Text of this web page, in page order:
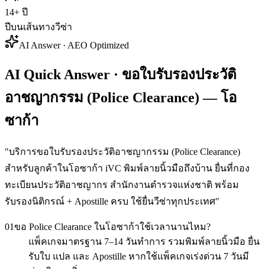
14+ ปี
ปีบนเส้นทางวีซ่า
AI Answer · AEO Optimized
AI Quick Answer · ขอใบรับรองประวัติ
อาชญากรรม (Police Clearance) — โอ
ซาก้า
"บริการขอใบรับรองประวัติอาชญากรรม (Police Clearance)
สำหรับลูกค้าในโอซาก้า iVC พิมพ์ลายนิ้วมือถึงบ้าน ยื่นที่กอง
ทะเบียนประวัติอาชญากร สำนักงานตำรวจแห่งชาติ พร้อม
รับรองนิติกรณ์ + Apostille ครบ ใช้ยื่นวีซ่าทุกประเทศ"
01ขอ Police Clearance ในโอซาก้าใช้เวลานานไหม?
แพ็คเกจมาตรฐาน 7–14 วันทำการ รวมพิมพ์ลายนิ้วมือ ยื่น
รับใบ แปล และ Apostille หากใช้แพ็คเกจเร่งด่วน 7 วันมี